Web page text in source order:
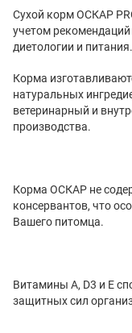
Сухой корм ОСКАР
учетом
диетологии и питания.
Корма
натуральных
ветеринарный и
производства.
Корма ОСКАР не
консервантов, что
Вашего питомца.
Витамины A, D3 и E
защитных сил